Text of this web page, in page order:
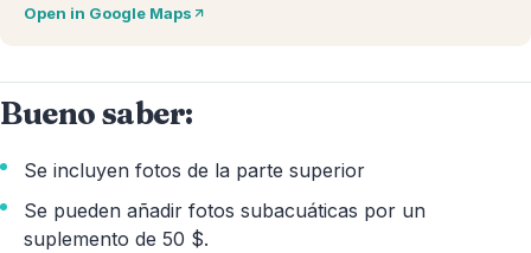
Open in Google Maps
Bueno saber:
Se incluyen fotos de la parte superior
Se pueden añadir fotos subacuáticas por un
suplemento de 50 $.